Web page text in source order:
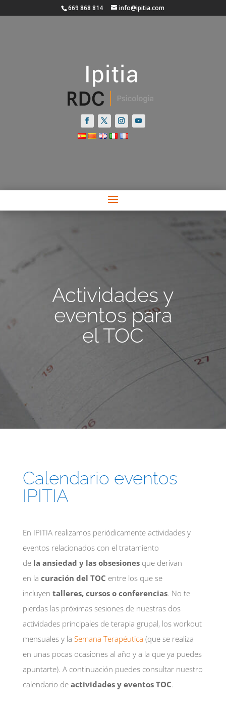
669 868 814 info@ipitia.com
Actividades y
eventos para
el TOC
Calendario eventos
IPITIA
En IPITIA realizamos periódicamente actividades y
eventos relacionados con el tratamiento
de la ansiedad y las obsesionesque derivan
en la curación del TOC entre los que se
incluyen talleres, cursos o conferencias. No te
pierdas las próximas sesiones de nuestras dos
actividades principales de terapia grupal, los workout
mensualesy la Semana Terapéutica (que se realiza
en unas pocas ocasiones al año y a la que ya puedes
apuntarte). A continuación puedes consultar nuestro
calendario de actividades y eventos TOC.